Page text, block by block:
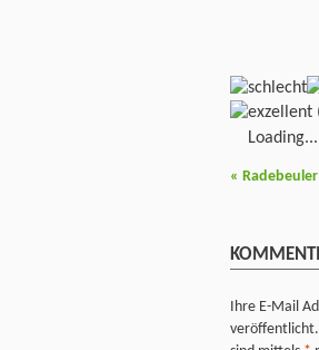
Loading...
«
Ihre E-Mail